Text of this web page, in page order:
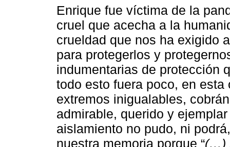
Enrique fue víctima de la
cruel que acecha a la
crueldad que nos ha exigido
para protegerlos y
indumentarias de protección
todo esto fuera poco, en
extremos inigualables,
admirable, querido y
aislamiento no pudo, ni
nuestra memoria porque “(…)